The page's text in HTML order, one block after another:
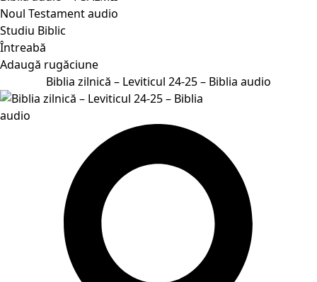
Noul Testament audio
Studiu Biblic
Întreabă
Adaugă rugăciune
Biblia zilnică – Leviticul 24-25 – Biblia audio